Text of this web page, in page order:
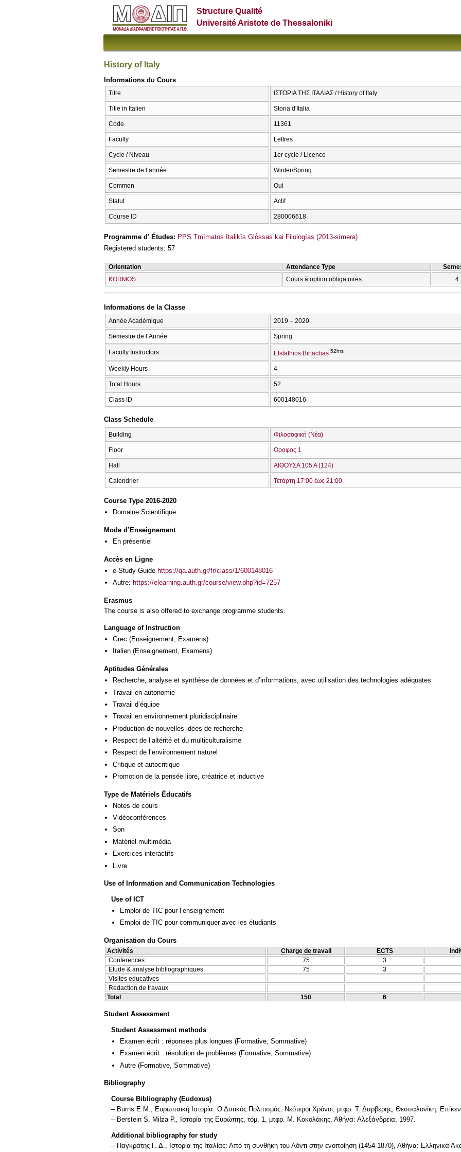
Structure Qualité
Université Aristote de Thessaloniki
History of Italy
Informations du Cours
Titre ΙΣΤΟΡΙΑ ΤΗΣ ΙΤΑΛΙΑΣ / History of Italy
Title in Italien Storia d'Italia
Code 11361
Faculty Lettres
Cycle / Niveau 1er cycle / Licence
Semestre de l’année Winter/Spring
Common Oui
Statut Actif
Course ID 280006618
Programme d' Études: PPS Tmīmatos Italikīs Glṓssas kai Filologías (2013-sīmera)
Registered students: 57
Orientation Attendance Type
KORMOS
Cours à option obligatoires 4
Informations de la Classe
Année Académique 2019 – 2020
Semestre de l’Année Spring
Faculty Instructors Efstathios Birtachas 52hrs
Weekly Hours 4
Total Hours 52
Class ID 600148016
Class Schedule
Building Φιλοσοφική (Νέα)
Floor Όροφος 1
Hall ΑΙΘΟΥΣΑ 105 Α (124)
Calendrier Τετάρτη 17:00 έως 21:00
Course Type 2016-2020
Domaine Scientifique
Mode d’Enseignement
En présentiel
Accès en Ligne
e-Study Guide https://qa.auth.gr/fr/class/1/600148016
Autre: https://elearning.auth.gr/course/view.php?id=7257
Erasmus
The course is also offered to exchange programme students.
Language of Instruction
Grec (Enseignement, Examens)
Italien (Enseignement, Examens)
Aptitudes Générales
Recherche, analyse et synthèse de données et d’informations, avec utilisation des technologies adéquates
Travail en autonomie
Travail d’équipe
Travail en environnement pluridisciplinaire
Production de nouvelles idées de recherche
Respect de l’altérité et du multiculturalisme
Respect de l’environnement naturel
Critique et autocritique
Promotion de la pensée libre, créatrice et inductive
Type de Matériels Éducatifs
Notes de cours
Vidéoconférences
Son
Matériel multimédia
Exercices interactifs
Livre
Use of Information and Communication Technologies
Use of ICT
Emploi de TIC pour l’enseignement
Emploi de TIC pour communiquer avec les étudiants
Organisation du Cours
Activités Charge de travail ECTS
Conferences
75
3
Etude & analyse bibliographiques
75
3
Visites educatives
Redaction de travaux
Total
150 6
Student Assessment
Student Assessment methods
Examen écrit : réponses plus longues (Formative, Sommative)
Examen écrit : résolution de problèmes (Formative, Sommative)
Autre (Formative, Sommative)
Bibliography
Course Bibliography (Eudoxus)
– Burns E.Μ., Ευρωπαϊκή Ιστορία. Ο Δυτικός Πολιτισμός: Νεότεροι Χρόνοι, μτφρ. Τ. Δαρβέρης, Θεσσαλονίκη:
– Berstein S, Milza P., Ιστορία της Ευρώπης, τόμ. 1, μτφρ. Μ. Κοκολάκης, Αθήνα: Αλεξάνδρεια, 1997.
Additional bibliography for study
– Παγκράτης Γ. Δ., Ιστορία της Ιταλίας: Από τη συνθήκη του Λόντι στην ενοποίηση (1454-1870), Αθήνα: Ελληνικά